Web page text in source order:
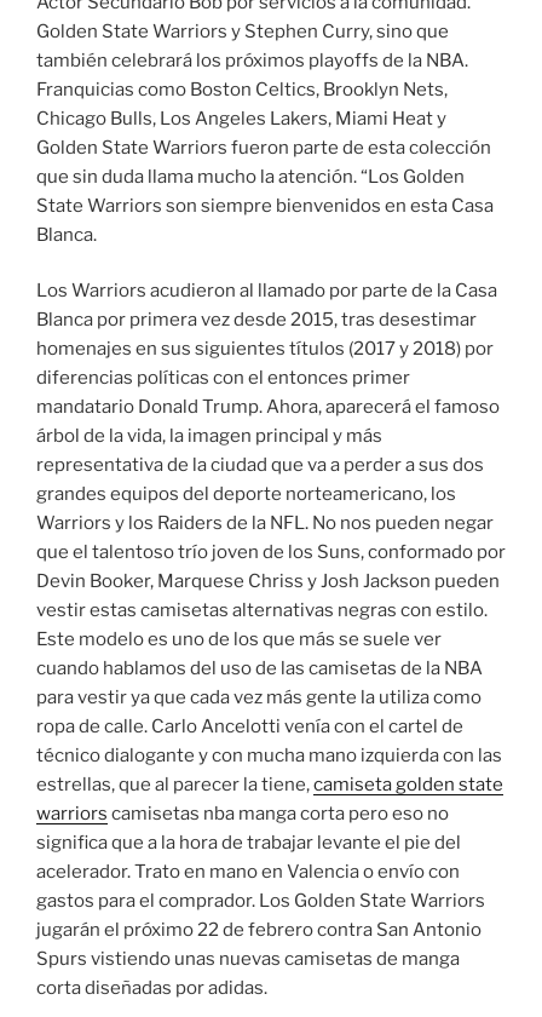
Golden State Warriors y Stephen Curry, sino que
también celebrará los próximos playoffs de la NBA.
Franquicias como Boston Celtics, Brooklyn Nets,
Chicago Bulls, Los Angeles Lakers, Miami Heat y
Golden State Warriors fueron parte de esta colección
que sin duda llama mucho la atención. “Los Golden
State Warriors son siempre bienvenidos en esta Casa
Blanca.
Los Warriors acudieron al llamado por parte de la Casa
Blanca por primera vez desde 2015, tras desestimar
homenajes en sus siguientes títulos (2017 y 2018) por
diferencias políticas con el entonces primer
mandatario Donald Trump. Ahora, aparecerá el famoso
árbol de la vida, la imagen principal y más
representativa de la ciudad que va a perder a sus dos
grandes equipos del deporte norteamericano, los
Warriors y los Raiders de la NFL. No nos pueden negar
que el talentoso trío joven de los Suns, conformado por
Devin Booker, Marquese Chriss y Josh Jackson pueden
vestir estas camisetas alternativas negras con estilo.
Este modelo es uno de los que más se suele ver
cuando hablamos del uso de las camisetas de la NBA
para vestir ya que cada vez más gente la utiliza como
ropa de calle. Carlo Ancelotti venía con el cartel de
técnico dialogante y con mucha mano izquierda con las
estrellas, que al parecer la tiene,camiseta golden state
warriors camisetas nba manga corta pero eso no
significa que a la hora de trabajar levante el pie del
acelerador. Trato en mano en Valencia o envío con
gastos para el comprador. Los Golden State Warriors
jugarán el próximo 22 de febrero contra San Antonio
Spurs vistiendo unas nuevas camisetas de manga
corta diseñadas por adidas.